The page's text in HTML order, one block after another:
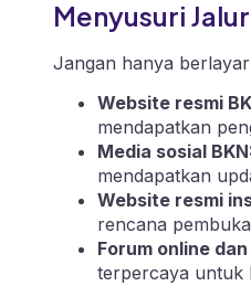
Menyusuri
Jangan hanya
Website resmi
mendapatkan
Media sosial
mendapatkan
Website resmi
rencana
Forum online
terpercaya untuk